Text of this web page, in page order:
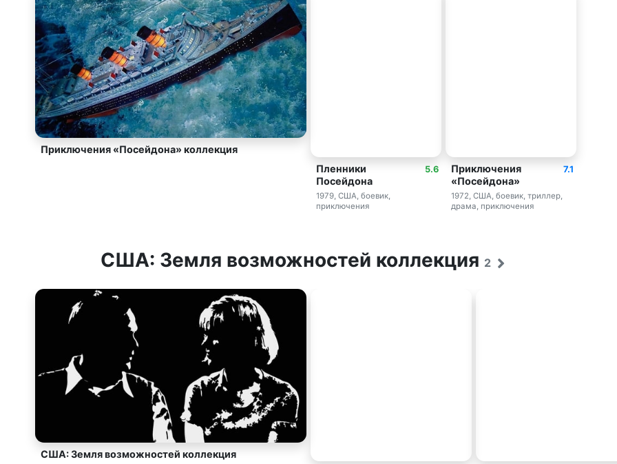
Приключения «Посейдона» коллекция
5.6
Пленники
Посейдона
1979, США, боевик,
приключения
7.1
Приключения
«Посейдона»
1972, США, боевик, триллер,
драма, приключения
США: Земля возможностей коллекция 2
США: Земля возможностей коллекция